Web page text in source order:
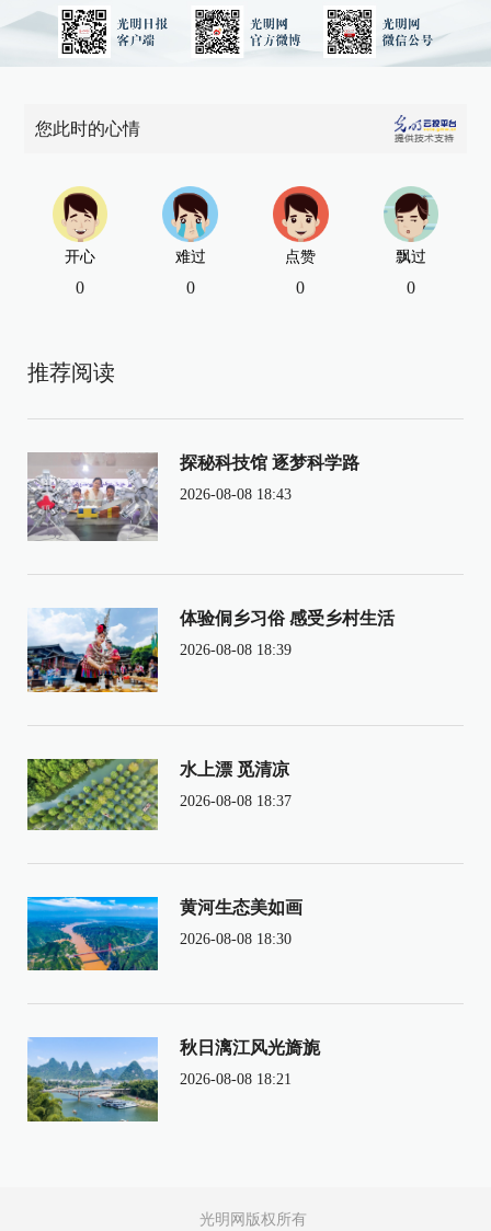
您此时的心情
开心
0
难过
0
点赞
0
飘过
0
推荐阅读
探秘科技馆 逐梦科学路
2026-08-08 18:43
体验侗乡习俗 感受乡村生活
2026-08-08 18:39
水上漂 觅清凉
2026-08-08 18:37
黄河生态美如画
2026-08-08 18:30
秋日漓江风光旖旎
2026-08-08 18:21
光明网版权所有